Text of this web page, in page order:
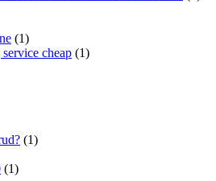
(1)
cheap (1)
(1)
(1)